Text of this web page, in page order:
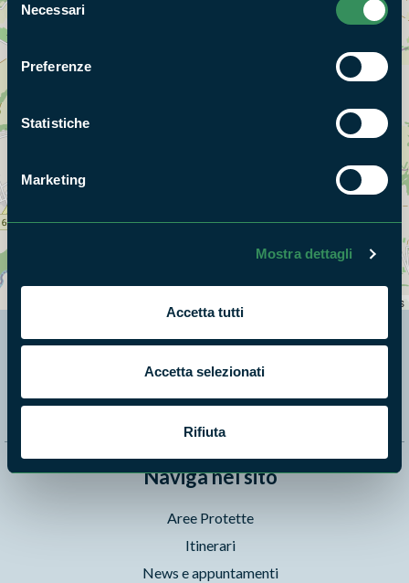
del
consenso
Necessari
Preferenze
Statistiche
Marketing
Mostra dettagli
Accetta tutti
Accetta selezionati
Rifiuta
−
contributors
Segui i nostri social ufficiali
Naviga nel sito
Aree Protette
Itinerari
News e appuntamenti